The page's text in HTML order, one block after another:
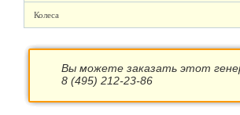
Колеса
Вы можете заказать этот
8 (495) 212-23-86